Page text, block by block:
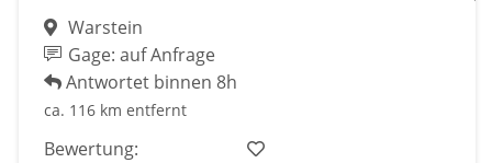
Warstein
Gage: auf Anfrage
Antwortet binnen 8h
ca. 116 km entfernt
Bewertung: